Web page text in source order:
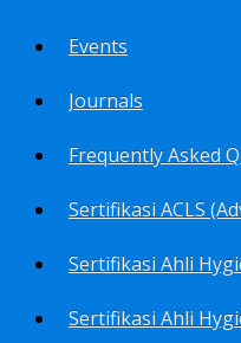
Events
Journals